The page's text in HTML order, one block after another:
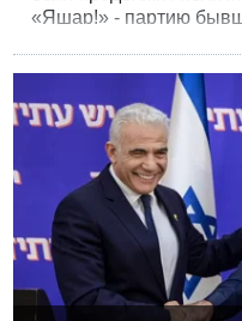
«Яшар!» - партию